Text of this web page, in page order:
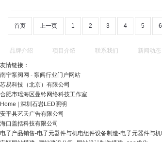
首页 上一页 1 2 3 4 5 6
品牌介绍 项目介绍 联系我们 新闻动态
友情链接：
南宁泵阀网 - 泵阀行业门户网站
芯易科技（北京）有限公司
合肥市瑶海区曼铃网络科技工作室
Home | 深圳石岩LED照明
安平县艺天广告有限公司
海口盖括科技有限公司
电子产品销售-电子元器件与机电组件设备制造-电子元器件与